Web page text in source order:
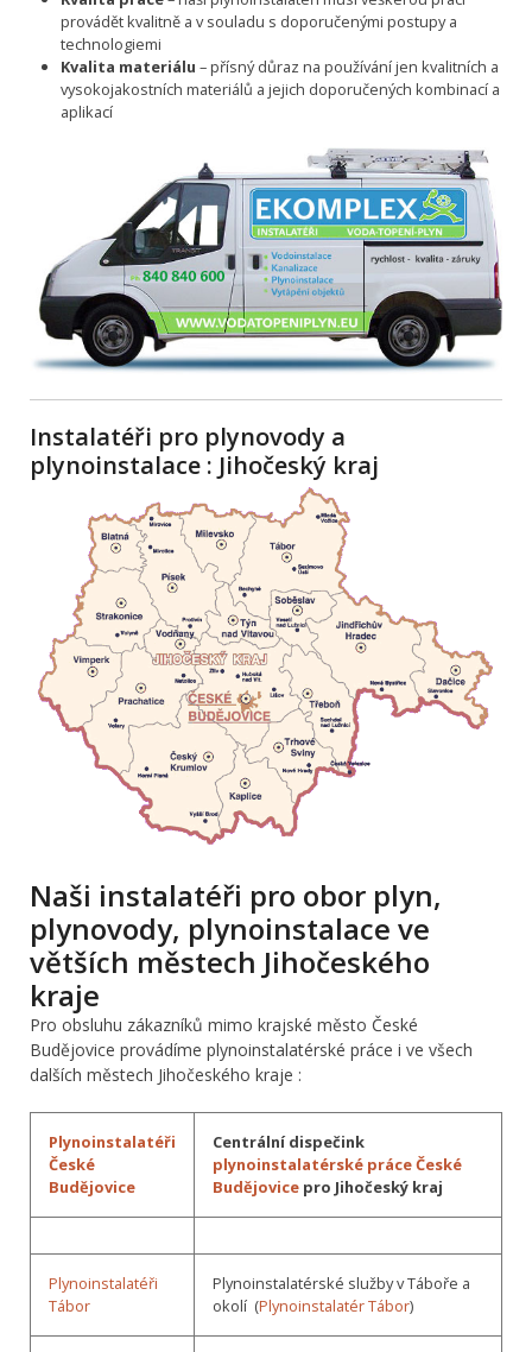
provádět kvalitně a v souladu s doporučenými postupy a
technologiemi
Kvalita materiálu – přísný důraz na používání jen kvalitních a
vysokojakostních materiálů a jejich doporučených kombinací a
aplikací
Instalatéři pro plynovody a
plynoinstalace : Jihočeský kraj
Naši instalatéři pro obor plyn,
plynovody, plynoinstalace ve
větších městech Jihočeského
kraje
Pro obsluhu zákazníků mimo krajské město České
Budějovice provádíme plynoinstalatérské práce i ve všech
dalších městech Jihočeského kraje :
Plynoinstalatéři
České
Budějovice
Centrální dispečink
plynoinstalatérské práce České
Budějovice pro Jihočeský kraj
Plynoinstalatéři
Tábor
Plynoinstalatérské služby v Táboře a
okolí (Plynoinstalatér Tábor)